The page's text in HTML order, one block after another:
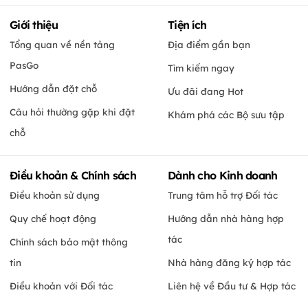
+ Đồ uống có nồng độ cồn thấp (như các loại bia, rượu sochu,
Strongbow): 20.000đ
+ Đồ uống có nồng độ cồn cao loại đóng chai (rượu voldka,
rượu táo mèo, rượu mơ, Sake, Whisky…):100.000 -
+ Rượu nấu/ Rượu quê:
/ 500ml
đ/chai (tùy thuộc
vào giá trị của chai rượu)
3. Phí đồ ăn mang từ ngoài vào:
Giới thiệu
Tổng quan về nền tảng
PasGo
Hướng dẫn đặt chỗ
Câu hỏi thường gặp khi đặt
chỗ
Tiện ích
Địa điểm gần bạn
Tìm kiếm ngay
Ưu đãi đang Hot
Khám phá các Bộ sưu tập
Điều khoản & Chính sách
Điều khoản sử dụng
Quy chế hoạt động
Chính sách bảo mật thông
tin
Điều khoản với Đối tác
Dành cho Kinh doanh
Trung tâm hỗ trợ Đối tác
Hướng dẫn nhà hàng hợp
tác
Nhà hàng đăng ký hợp tác
Liên hệ về Đầu tư & Hợp tác